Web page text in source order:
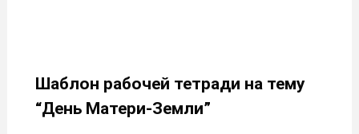
Шаблон рабочей тетради на тему
“День Матери-Земли”